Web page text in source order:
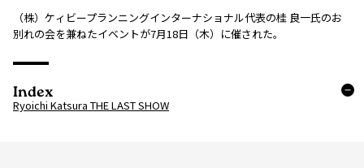
（株）ケィビープランニングインターナショナル代表の桂 良一氏のお
別れの会を兼ねたイベントが7月18日（木）に催された。
Index
Ryoichi Katsura THE LAST SHOW